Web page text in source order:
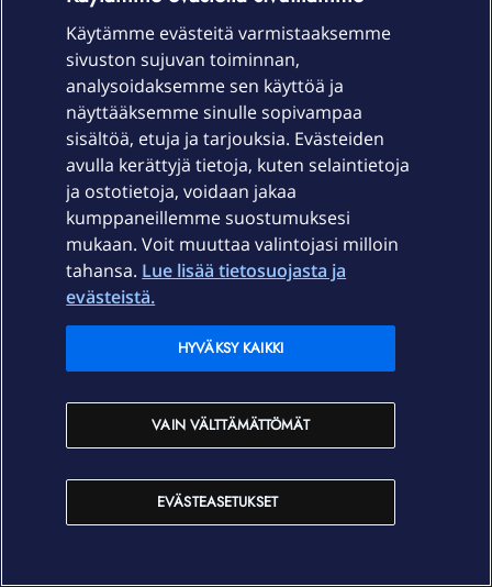
Laitteet & liittymät
Palvelut
Ajankohtaista
Elisa Oyj
In English
Käytämme evästeitä varmistaaksemme
sivuston sujuvan toiminnan,
analysoidaksemme sen käyttöä ja
näyttääksemme sinulle sopivampaa
sisältöä, etuja ja tarjouksia. Evästeiden
avulla kerättyjä tietoja, kuten selaintietoja
ja ostotietoja, voidaan jakaa
kumppaneillemme suostumuksesi
mukaan. Voit muuttaa valintojasi milloin
tahansa. Lue lisää tietosuojasta ja
evästeistä.
EVÄSTEASETUKSET
VAIN VÄLTTÄMÄTTÖMÄT
HYVÄKSY KAIKKI